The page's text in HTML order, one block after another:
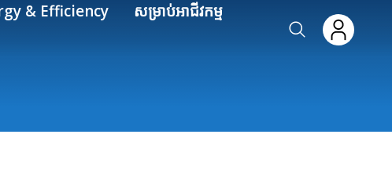
& Efficiency សម្រាប់អាជីវកម្ម